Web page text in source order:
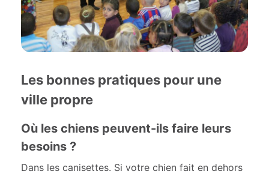
Les bonnes pratiques pour une
ville propre
Où les chiens peuvent-ils faire leurs
besoins ?
Dans les canisettes. Si votre chien fait en dehors